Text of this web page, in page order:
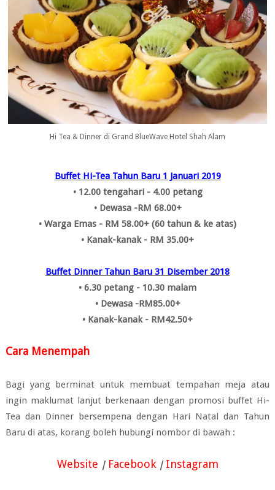
Hi Tea & Dinner di Grand BlueWave Hotel Shah Alam
Buffet Hi-Tea Tahun Baru 1 Januari 2019
• 12.00 tengahari - 4.00 petang
• Dewasa -RM 68.00+
• Warga Emas - RM 58.00+ (60 tahun & ke atas)
• Kanak-kanak - RM 35.00+
Buffet Dinner Tahun Baru 31 Disember 2018
• 6.30 petang - 10.30 malam
• Dewasa -RM85.00+
• Kanak-kanak - RM42.50+
Cara Menempah
Bagi yang berminat untuk membuat tempahan meja atau
ingin maklumat lanjut berkenaan dengan promosi buffet Hi-
Tea dan Dinner bersempena dengan Hari Natal dan Tahun
Baru di atas, korang boleh hubungi nombor di bawah :
Website | Facebook| Instagram